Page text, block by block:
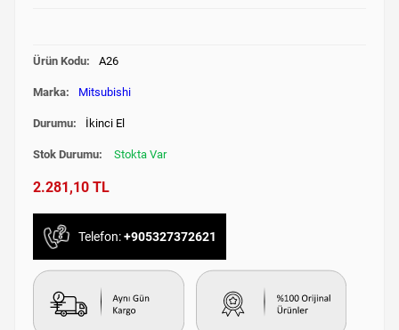
Ürün Kodu: A26
Marka: Mitsubishi
Durumu: İkinci El
Stok Durumu: Stokta Var
2.281,10 TL
Telefon:+905327372621